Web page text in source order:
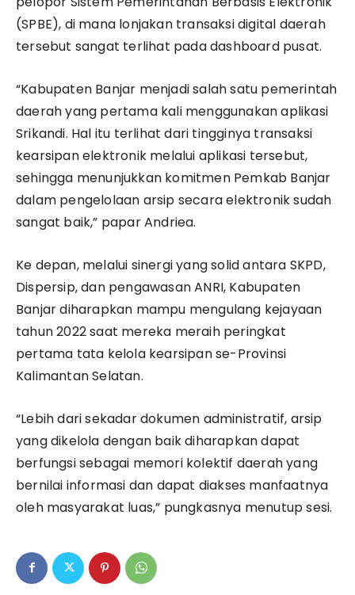
(SPBE), di mana lonjakan transaksi digital daerah
tersebut sangat terlihat pada dashboard pusat.
​“Kabupaten Banjar menjadi salah satu pemerintah
daerah yang pertama kali menggunakan aplikasi
Srikandi. Hal itu terlihat dari tingginya transaksi
kearsipan elektronik melalui aplikasi tersebut,
sehingga menunjukkan komitmen Pemkab Banjar
dalam pengelolaan arsip secara elektronik sudah
sangat baik,” papar Andriea.
​Ke depan, melalui sinergi yang solid antara SKPD,
Dispersip, dan pengawasan ANRI, Kabupaten
Banjar diharapkan mampu mengulang kejayaan
tahun 2022 saat mereka meraih peringkat
pertama tata kelola kearsipan se-Provinsi
Kalimantan Selatan.
​“Lebih dari sekadar dokumen administratif, arsip
yang dikelola dengan baik diharapkan dapat
berfungsi sebagai memori kolektif daerah yang
bernilai informasi dan dapat diakses manfaatnya
oleh masyarakat luas,” pungkasnya menutup sesi.